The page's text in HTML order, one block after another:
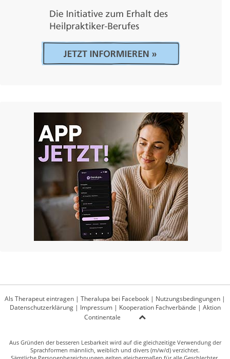
Als Therapeut eintragen | Theralupa bei Facebook | Nutzungsbedingungen |
Datenschutzerklärung| Impressum| Kooperation Fachverbände | Aktion
Continentale
Aus Gründen der besseren Lesbarkeit wird auf die gleichzeitige Verwendung der
Sprachformen männlich, weiblich und divers (m/w/d) verzichtet.